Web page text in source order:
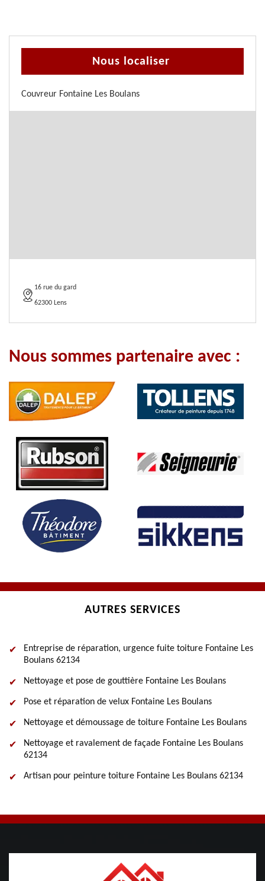
Nous localiser
Couvreur Fontaine Les Boulans
16 rue du gard
62300 Lens
Nous sommes partenaire avec :
AUTRES SERVICES
Entreprise de réparation, urgence fuite toiture Fontaine Les
Boulans 62134
Nettoyage et pose de gouttière Fontaine Les Boulans
Pose et réparation de velux Fontaine Les Boulans
Nettoyage et démoussage de toiture Fontaine Les Boulans
Nettoyage et ravalement de façade Fontaine Les Boulans
62134
Artisan pour peinture toiture Fontaine Les Boulans 62134